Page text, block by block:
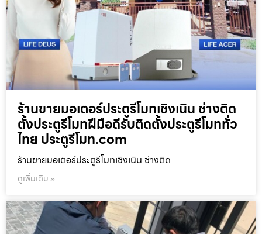
ร้านขายมอเตอร์ประตูรีโมทเชิงเนิน ช่างติด
ตั้งประตูรีโมทฝีมือดีรับติดตั้งประตูรีโมททั่ว
ไทย ประตูรีโมท.com
ร้านขายมอเตอร์ประตูรีโมทเชิงเนิน ช่างติด
ดูเพิ่มเติม »